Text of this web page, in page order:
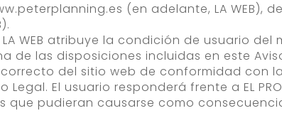
(en adelante, LA WEB),
LA WEB atribuye la condición de usuario
las disposiciones incluidas en este
del sitio web de conformidad con
El usuario responderá frente a EL
pudieran causarse como